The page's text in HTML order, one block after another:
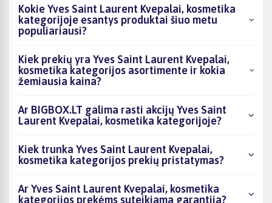
Kokie Yves Saint Laurent Kvepalai, kosmetika
kategorijoje esantys produktai šiuo metu
populiariausi?
Kiek prekių yra Yves Saint Laurent Kvepalai,
kosmetika kategorijos asortimente ir kokia
žemiausia kaina?
Ar BIGBOX.LT galima rasti akcijų Yves Saint
Laurent Kvepalai, kosmetika kategorijoje?
Kiek trunka Yves Saint Laurent Kvepalai,
kosmetika kategorijos prekių pristatymas?
Ar Yves Saint Laurent Kvepalai, kosmetika
kategorijos prekėms suteikiama garantija?